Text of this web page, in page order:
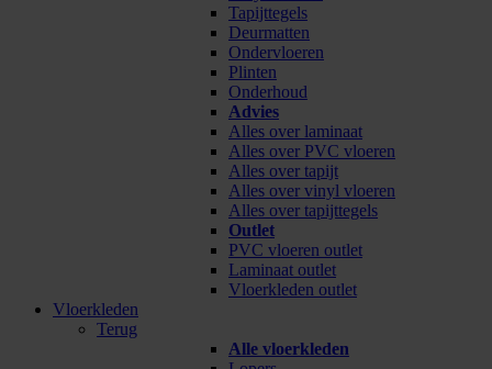
Tapijttegels
Deurmatten
Ondervloeren
Plinten
Onderhoud
Advies
Alles over laminaat
Alles over PVC vloeren
Alles over tapijt
Alles over vinyl vloeren
Alles over tapijttegels
Outlet
PVC vloeren outlet
Laminaat outlet
Vloerkleden outlet
Vloerkleden
Terug
Alle vloerkleden